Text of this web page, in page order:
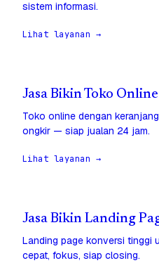
sistem informasi.
Lihat layanan →
Jasa Bikin Toko
Toko online dengan
ongkir — siap jualan 24 jam.
Lihat layanan →
Jasa Bikin Landing
Landing page konversi tinggi
cepat, fokus, siap closing.